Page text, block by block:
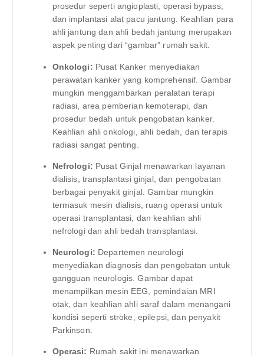
prosedur seperti angioplasti, operasi bypass,
dan implantasi alat pacu jantung. Keahlian para
ahli jantung dan ahli bedah jantung merupakan
aspek penting dari “gambar” rumah sakit.
Onkologi: Pusat Kanker menyediakan
perawatan kanker yang komprehensif. Gambar
mungkin menggambarkan peralatan terapi
radiasi, area pemberian kemoterapi, dan
prosedur bedah untuk pengobatan kanker.
Keahlian ahli onkologi, ahli bedah, dan terapis
radiasi sangat penting.
Nefrologi: Pusat Ginjal menawarkan layanan
dialisis, transplantasi ginjal, dan pengobatan
berbagai penyakit ginjal. Gambar mungkin
termasuk mesin dialisis, ruang operasi untuk
operasi transplantasi, dan keahlian ahli
nefrologi dan ahli bedah transplantasi.
Neurologi: Departemen neurologi
menyediakan diagnosis dan pengobatan untuk
gangguan neurologis. Gambar dapat
menampilkan mesin EEG, pemindaian MRI
otak, dan keahlian ahli saraf dalam menangani
kondisi seperti stroke, epilepsi, dan penyakit
Parkinson.
Operasi: Rumah sakit ini menawarkan